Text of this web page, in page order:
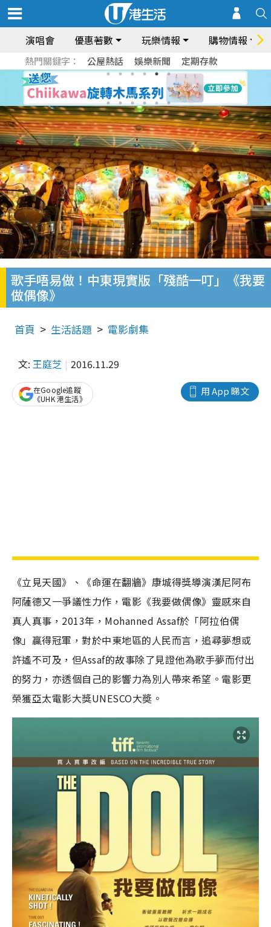
演唱會 優惠著數 玩樂情報 購物情報
熱門關鍵字： 公屋熱話 娛樂新聞 定期存款
歌手唔易做！中東現實版「殘酷一叮」《我要
做偶像》
首頁 生活話題 電影劇集
文: 王庭芝 2016.11.29
用 App 睇文
在Google追蹤
《UHK 港生活》
《立見天國》、《命運在翻牆》康城得獎導演漢尼阿布
阿薩德又一爭議性力作，電影《我要做偶像》靈感來自
真人真事，2013年，Mohanned Assaf於「阿拉伯偶
像」贏得冠軍，對於中東地區的人民而言，追尋夢想或
許遙不可及，但Assaf的故事除了見證他為歌手夢而付出
的努力，亦透個自己的影響力為別人帶來希望。電影更
榮獲亞太電影大獎UNESCO大奬。